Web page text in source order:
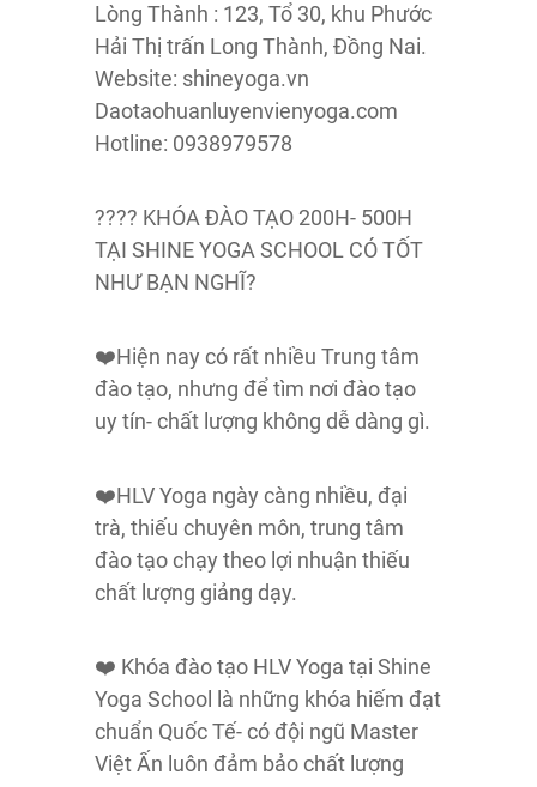
Lòng Thành : 123, Tổ 30, khu Phước
Hải Thị trấn Long Thành, Đồng Nai.
Website: shineyoga.vn
Daotaohuanluyenvienyoga.com
Hotline: 0938979578
???? KHÓA ĐÀO TẠO 200H- 500H
TẠI SHINE YOGA SCHOOL CÓ TỐT
NHƯ BẠN NGHĨ?
❤️Hiện nay có rất nhiều Trung tâm
đào tạo, nhưng để tìm nơi đào tạo
uy tín- chất lượng không dễ dàng gì.
❤️HLV Yoga ngày càng nhiều, đại
trà, thiếu chuyên môn, trung tâm
đào tạo chạy theo lợi nhuận thiếu
chất lượng giảng dạy.
❤️ Khóa đào tạo HLV Yoga tại Shine
Yoga School là những khóa hiếm đạt
chuẩn Quốc Tế- có đội ngũ Master
Việt Ấn luôn đảm bảo chất lượng